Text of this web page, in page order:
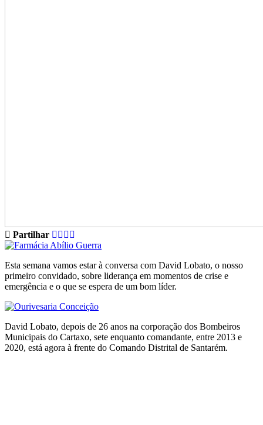
Partilhar
Esta semana vamos estar à conversa com David Lobato, o nosso
primeiro convidado, sobre liderança em momentos de crise e
emergência e o que se espera de um bom líder.
David Lobato, depois de 26 anos na corporação dos Bombeiros
Municipais do Cartaxo, sete enquanto comandante, entre 2013 e
2020, está agora à frente do Comando Distrital de Santarém.